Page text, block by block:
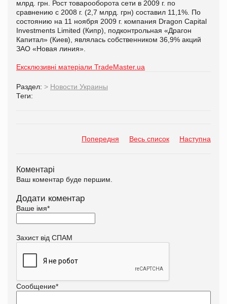
млрд. грн. Рост товарооборота сети в 2009 г. по
сравнению с 2008 г. (2,7 млрд. грн) составил 11,1%. По
состоянию на 11 ноября 2009 г. компания Dragon Capital
Investments Limited (Кипр), подконтрольная «Драгон
Капитал» (Киев), являлась собственником 36,9% акций
ЗАО «Новая линия».
Ексклюзивні матеріали TradeMaster.ua
Раздел: > Новости Украины
Теги:
Попередня Весь список Наступна
Коментарі
Ваш коментар буде першим.
Додати коментар
Ваше імя*
Захист від СПАМ
Сообщение*